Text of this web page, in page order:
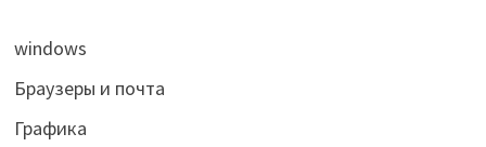
windows
Браузеры и почта
Графика